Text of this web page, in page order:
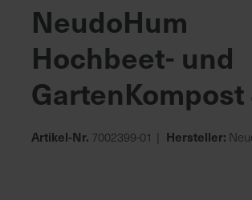
NeudoHum
Hochbeet- und
GartenKompost
Artikel-Nr. 7002399-01 Hersteller: